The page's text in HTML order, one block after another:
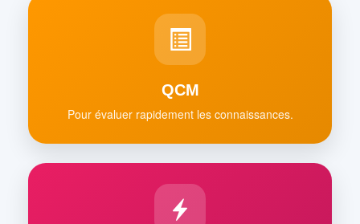
QCM
Pour évaluer rapidement les connaissances.